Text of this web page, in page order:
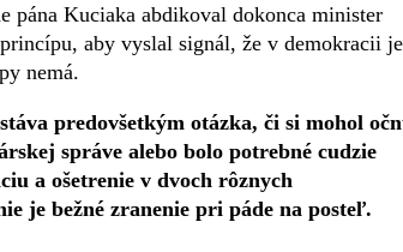
pána Kuciaka abdikoval dokonca minister
aby vyslal signál, že v demokracii je
nemá.
predovšetkým otázka, či si mohol
správe alebo bolo potrebné cudzie
a ošetrenie v dvoch rôznych
je bežné zranenie pri páde na posteľ.